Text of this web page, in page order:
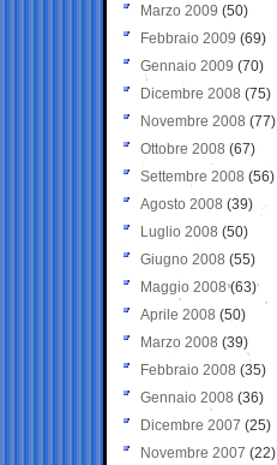
Marzo 2009 (50)
Febbraio 2009 (69)
Gennaio 2009 (70)
Dicembre 2008 (75)
Novembre 2008 (77)
Ottobre 2008 (67)
Settembre 2008 (56)
Agosto 2008 (39)
Luglio 2008 (50)
Giugno 2008 (55)
Maggio 2008(63)
Aprile 2008 (50)
Marzo 2008 (39)
Febbraio 2008 (35)
Gennaio 2008 (36)
Dicembre 2007 (25)
Novembre 2007 (22)